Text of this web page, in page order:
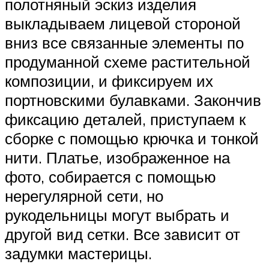
полотняный эскиз изделия
выкладываем лицевой стороной
вниз все связанные элементы по
продуманной схеме растительной
композиции, и фиксируем их
портновскими булавками. Закончив
фиксацию деталей, приступаем к
сборке с помощью крючка и тонкой
нити. Платье, изображенное на
фото, собирается с помощью
нерегулярной сети, но
рукодельницы могут выбрать и
другой вид сетки. Все зависит от
задумки мастерицы.